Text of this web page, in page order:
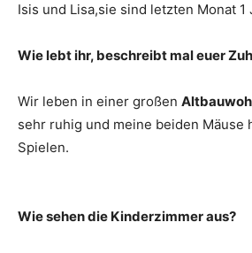
Isis und Lisa,sie sind letzten Monat 1
Wie lebt ihr, beschreibt mal euer
Wir leben in einer großen
sehr ruhig und meine beiden Mäuse
Spielen.
Wie sehen die Kinderzimmer aus?